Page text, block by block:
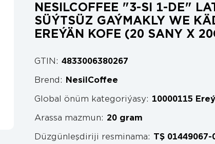
NESILCOFFEE "3-SI 1-DE"
SÜÝTSÜZ GAÝMAKLY WE
EREÝÄN KOFE (20 SANY X
GTIN: 4833006380267
Brend: NesilCoffee
Global önüm kategoriýasy: 10000115
Arassa mazmun: 20 gram
Düzgünleşdiriji resminama: TŞ 01449067-